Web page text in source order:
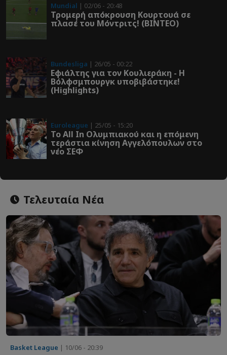
Mundial | 02/06 - 20:48
Τρομερή απόκρουση Κουρτουά σε
πλασέ του Μόντριτς! (ΒΙΝΤΕΟ)
Bundesliga | 26/05 - 00:22
Εφιάλτης για τον Κουλιεράκη - Η
Βόλφσμπουργκ υποβιβάστηκε!
(Highlights)
Euroleague | 25/05 - 15:20
Το All In Ολυμπιακού και η επόμενη
τεράστια κίνηση Αγγελόπουλων στο
νέο ΣΕΦ
Τελευταία Νέα
Basket League | 10/06 - 20:39